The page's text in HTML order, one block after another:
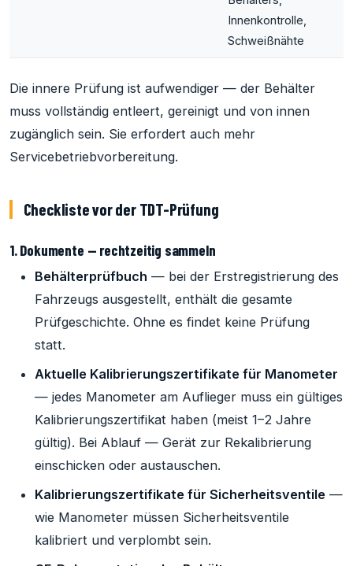
Innenkontrolle,
Schweißnähte
Die innere Prüfung ist aufwendiger — der Behälter
muss vollständig entleert, gereinigt und von innen
zugänglich sein. Sie erfordert auch mehr
Servicebetriebvorbereitung.
Checkliste vor der TDT-Prüfung
1. Dokumente — rechtzeitig sammeln
Behälterprüfbuch — bei der Erstregistrierung des
Fahrzeugs ausgestellt, enthält die gesamte
Prüfgeschichte. Ohne es findet keine Prüfung
statt.
Aktuelle Kalibrierungszertifikate für Manometer
— jedes Manometer am Auflieger muss ein gültiges
Kalibrierungszertifikat haben (meist 1–2 Jahre
gültig). Bei Ablauf — Gerät zur Rekalibrierung
einschicken oder austauschen.
Kalibrierungszertifikate für Sicherheitsventile —
wie Manometer müssen Sicherheitsventile
kalibriert und verplombt sein.